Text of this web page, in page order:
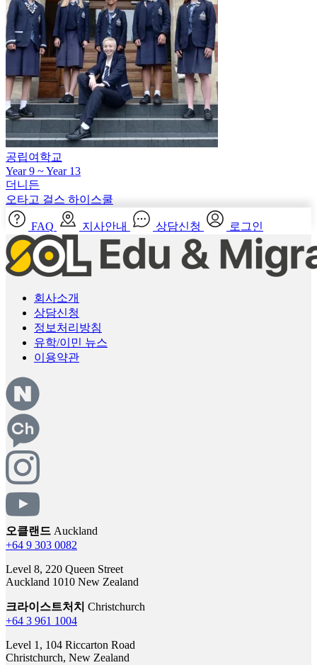
공립여학교
Year 9 ~ Year 13
더니든
오타고 걸스 하이스쿨
FAQ 지사안내 상담신청 로그인
상담신청
정보처리방침
유학/이민 뉴스
이용약관
오클랜드
+64 9 303 0082
Level 8, 220 Queen Street
Auckland 1010 New Zealand
+64 3 961 1004
Level 1, 104 Riccarton Road
Christchurch, New Zealand